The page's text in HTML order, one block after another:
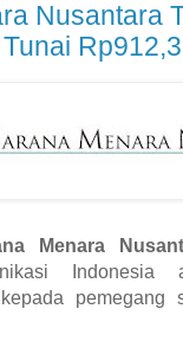
Nusantara
Menara
Indonesia
pemegang